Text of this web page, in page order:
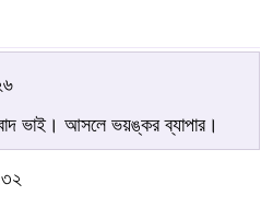
ভাই। আসলে ভয়ঙ্কর ব্যাপার।